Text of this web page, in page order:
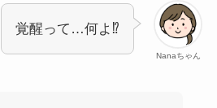
Nanaちゃん
覚醒って…何よ⁉